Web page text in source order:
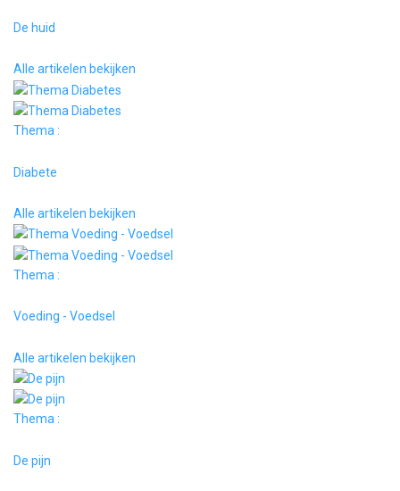
De huid
Alle artikelen bekijken
Thema :
Diabete
Alle artikelen bekijken
Thema :
Voeding - Voedsel
Alle artikelen bekijken
Thema :
De pijn